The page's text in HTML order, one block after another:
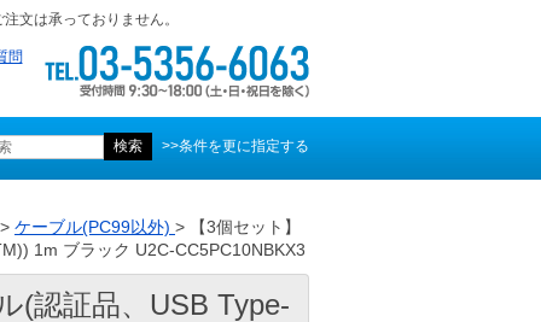
文は承っておりません。
問
>>条件を更に指定する
> ケーブル(PC99以外) > 【3個セット】
1m ブラック U2C-CC5PC10NBKX3
(認証品、USB Type-